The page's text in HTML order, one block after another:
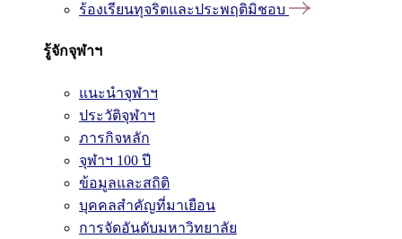
ร้องเรียนทุจริตและประพฤติมิชอบ
รู้จักจุฬาฯ
แนะนำจุฬาฯ
ประวัติจุฬาฯ
ภารกิจหลัก
จุฬาฯ 100 ปี
ข้อมูลและสถิติ
บุคคลสำคัญที่มาเยือน
การจัดอันดับมหาวิทยาลัย